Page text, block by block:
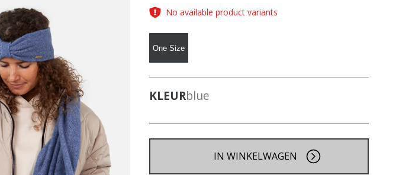
No available product variants
One Size
KLEURblue
IN WINKELWAGEN